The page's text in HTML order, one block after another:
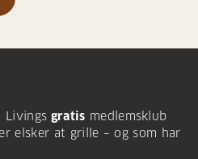
Livings gratis medlemsklub
elsker at grille – og som har